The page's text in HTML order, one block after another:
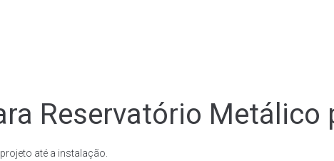
Reservatório Metálico
até a instalação.